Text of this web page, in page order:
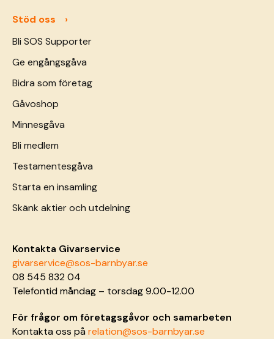
Stöd oss
Bli SOS Supporter
Ge engångsgåva
Bidra som företag
Gåvoshop
Minnesgåva
Bli medlem
Testamentesgåva
Starta en insamling
Skänk aktier och utdelning
Kontakta Givarservice
givarservice@sos-barnbyar.se
08 545 832 04
Telefontid måndag – torsdag 9.00-12.00
För frågor om företagsgåvor och samarbeten
Kontakta oss pårelation@sos-barnbyar.se